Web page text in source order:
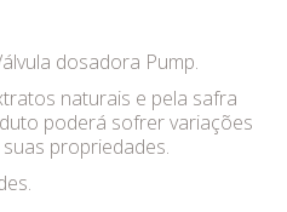
dosadora Pump.
naturais e pela safra
poderá sofrer variações
propriedades.